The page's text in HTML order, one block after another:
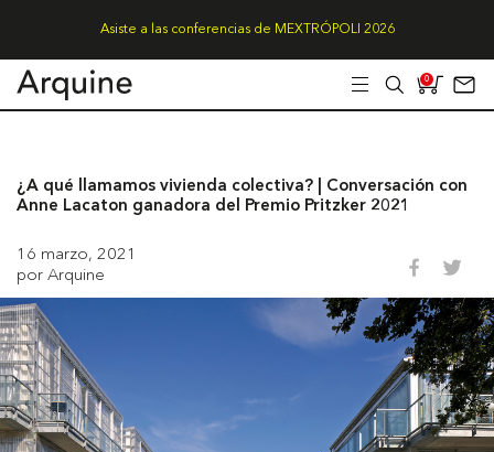
Asiste a las conferencias de MEXTRÓPOLI 2026
0
¿A qué llamamos vivienda colectiva? | Conversación con
Anne Lacaton ganadora del Premio Pritzker 2021
16 marzo, 2021
por Arquine